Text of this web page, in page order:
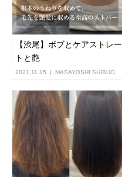
【渋尾】ボブとケアストレー
トと艶
2021.11.15 MASAYOSHI SHIBUO